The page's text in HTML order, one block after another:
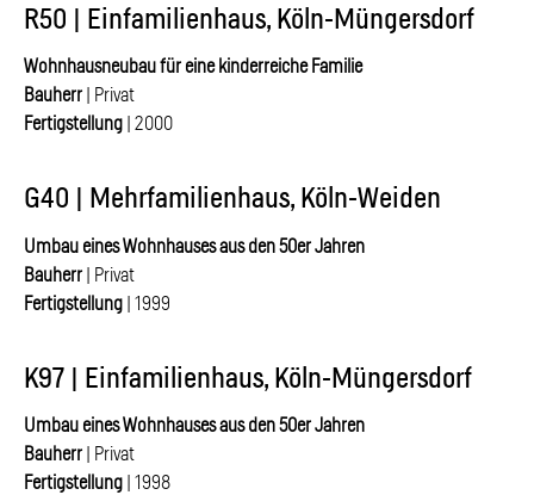
R50 | Einfamilienhaus, Köln-Müngersdorf
Wohnhausneubau für eine kinderreiche Familie
Bauherr | Privat
Fertigstellung | 2000
G40 | Mehrfamilienhaus, Köln-Weiden
Umbau eines Wohnhauses aus den 50er Jahren
Bauherr | Privat
Fertigstellung | 1999
K97 | Einfamilienhaus, Köln-Müngersdorf
Umbau eines Wohnhauses aus den 50er Jahren
Bauherr | Privat
Fertigstellung | 1998